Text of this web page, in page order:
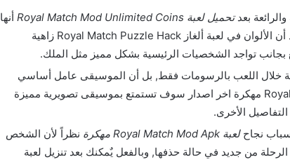
بعدتحميل لعبة Royal Match Mod Unlimited Coins
أنها
تأتي بتصميم بصري رائع ومشوق, ستجد أن الألوان في لعبة ألغاز Royal Match Puzzle Hack زاهية
بجانب تواجد الشخصيات الرئيسية بشكل مميز مثل الملك.
خلال اللعب بالرسومات فقط, بل أن الموسيقى عامل أساسي
للمتعة وبالفعل بعد تحميل لعبة Royal Match مهكرة اخر اصدار سوف تستمتع بموسيقى تصويرية مميزة
التفاصيل الأخرى.
نجاحلعبة Royal Match Mod Apk مهكرة
نظراً لأن الشخص
من جديد في حالة حذفها, وبالفعل يٌمكنك بعد تنزيل لعبة